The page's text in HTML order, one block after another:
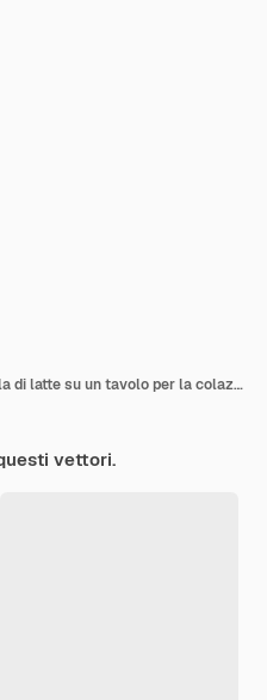
Un bicchiere di latte e scatola di latte su un tavolo per la colazione
vettori.